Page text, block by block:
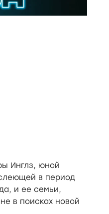
Инглз, юной
в период
и ее семьи,
в поисках новой